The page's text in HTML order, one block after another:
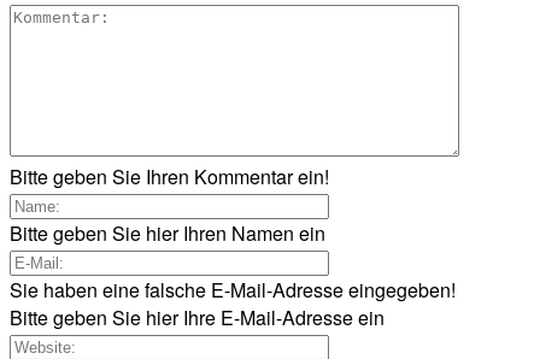
Bitte geben Sie Ihren Kommentar ein!
Bitte geben Sie hier Ihren Namen ein
Sie haben eine falsche E-Mail-Adresse eingegeben!
Bitte geben Sie hier Ihre E-Mail-Adresse ein